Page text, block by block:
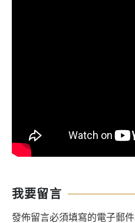
我要留言
發佈留言必須填寫的電子郵